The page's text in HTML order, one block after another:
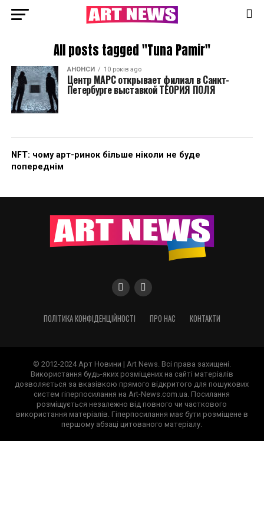
All posts tagged "Tuna Pamir"
АНОНСИ 10 років ago
Центр МАРС открывает филиал в Санкт-
Петербурге выставкой ТЕОРИЯ ПОЛЯ
NFT: чому арт-ринок більше ніколи не буде
попереднім
ПОЛІТИКА КОНФІДЕНЦІЙНОСТІ ПРО НАС КОНТАКТИ
© 2012-2024 Арт Новини | Art News. Всі права захищені.
Використання будь-яких розміщених на сайті матеріалів
дозволяється за вказівкою прямого відкритого для пошукових
систем гіперпосилання на Art-News.com.ua. Посилання
розміщується незалежно від повного чи часткового
використання матеріалів. Гіперпосилання має бути розміщене в
першому абзаці цитованого матеріалу.